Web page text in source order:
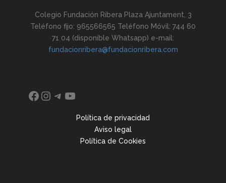
Colegio Fundación Ribera Plaza Ajuntament, 3
Teléfono fijo: 965566565 Teléfono Móvil: 744 60
71 04 (disponible Whatsapp) e-mail:
fundacionribera@fundacionribera.com
Facebook
Instagram
Telegram
YouTube
Política de privacidad
Aviso legal
Política de Cookies